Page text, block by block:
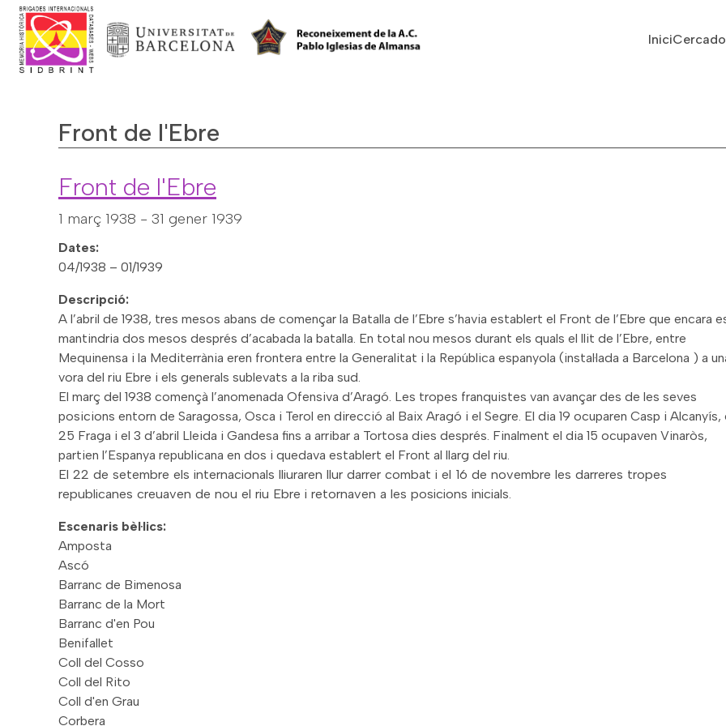
Inici
Front de l'Ebre
Front de l'Ebre
1 març 1938 - 31 gener 1939
Dates:
04/1938 – 01/1939
Descripció:
A l’abril de 1938, tres mesos abans de començar la Batalla de l’Ebre s’havia establert el Front de l’Ebre que encara
mantindria dos mesos després d’acabada la batalla. En total nou mesos durant els quals el llit de l’Ebre, entre
Mequinensa i la Mediterrània eren frontera entre la Generalitat i la República espanyola (instal·lada a Barcelona ) a
vora del riu Ebre i els generals sublevats a la riba sud.
El març del 1938 començà l’anomenada Ofensiva d’Aragó. Les tropes franquistes van avançar des de les seves
posicions entorn de Saragossa, Osca i Terol en direcció al Baix Aragó i el Segre. El dia 19 ocuparen Casp i Alcanyís,
25 Fraga i el 3 d’abril Lleida i Gandesa fins a arribar a Tortosa dies després. Finalment el dia 15 ocupaven Vinaròs,
partien l’Espanya republicana en dos i quedava establert el Front al llarg del riu.
El 22 de setembre els internacionals lliuraren llur darrer combat i el 16 de novembre les darreres tropes
republicanes creuaven de nou el riu Ebre i retornaven a les posicions inicials.
Escenaris bèl·lics:
Amposta
Ascó
Barranc de Bimenosa
Barranc de la Mort
Barranc d'en Pou
Benifallet
Coll del Cosso
Coll del Rito
Coll d'en Grau
Corbera